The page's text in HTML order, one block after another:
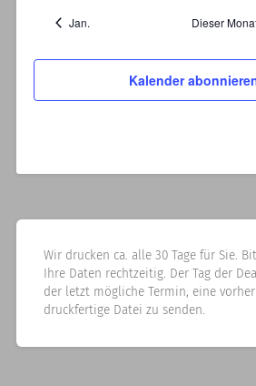
Jan. Dieser
Kalender
Wir drucken ca. alle 30 Tage für Sie.
Ihre Daten rechtzeitig. Der Tag der
der letzt mögliche Termin, eine
druckfertige Datei zu senden.